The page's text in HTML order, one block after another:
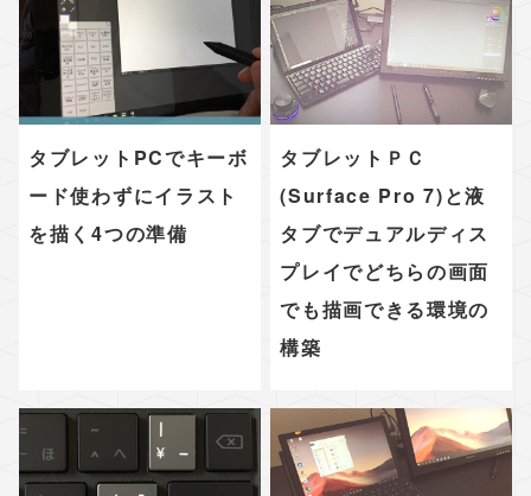
タブレットPCでキーボ
ード使わずにイラスト
を描く4つの準備
タブレットＰＣ
(Surface Pro 7)と液
タブでデュアルディス
プレイでどちらの画面
でも描画できる環境の
構築